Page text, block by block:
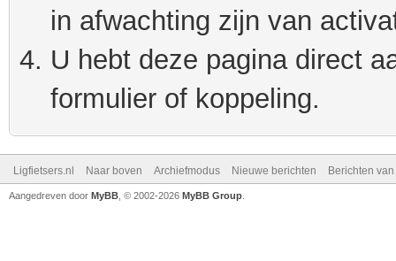
in afwachting zijn van
U hebt deze pagina direct
formulier of koppeling.
Ligfietsers.nl Naar boven Archiefmodus Nieuwe berichten Berichten
Aangedreven door MyBB , © 2002-2026 MyBB Group